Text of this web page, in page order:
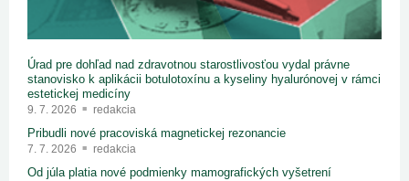
Úrad pre dohľad nad zdravotnou starostlivosťou vydal právne
stanovisko k aplikácii botulotoxínu a kyseliny hyalurónovej v rámci
estetickej medicíny
9. 7. 2026 redakcia
Pribudli nové pracoviská magnetickej rezonancie
7. 7. 2026 redakcia
Od júla platia nové podmienky mamografických vyšetrení